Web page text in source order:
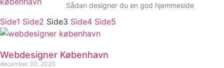
Sådan designer du en god hjemmeside
Side1 Side2 Side3 Side4 Side5
Webdesigner København
december 30, 2020